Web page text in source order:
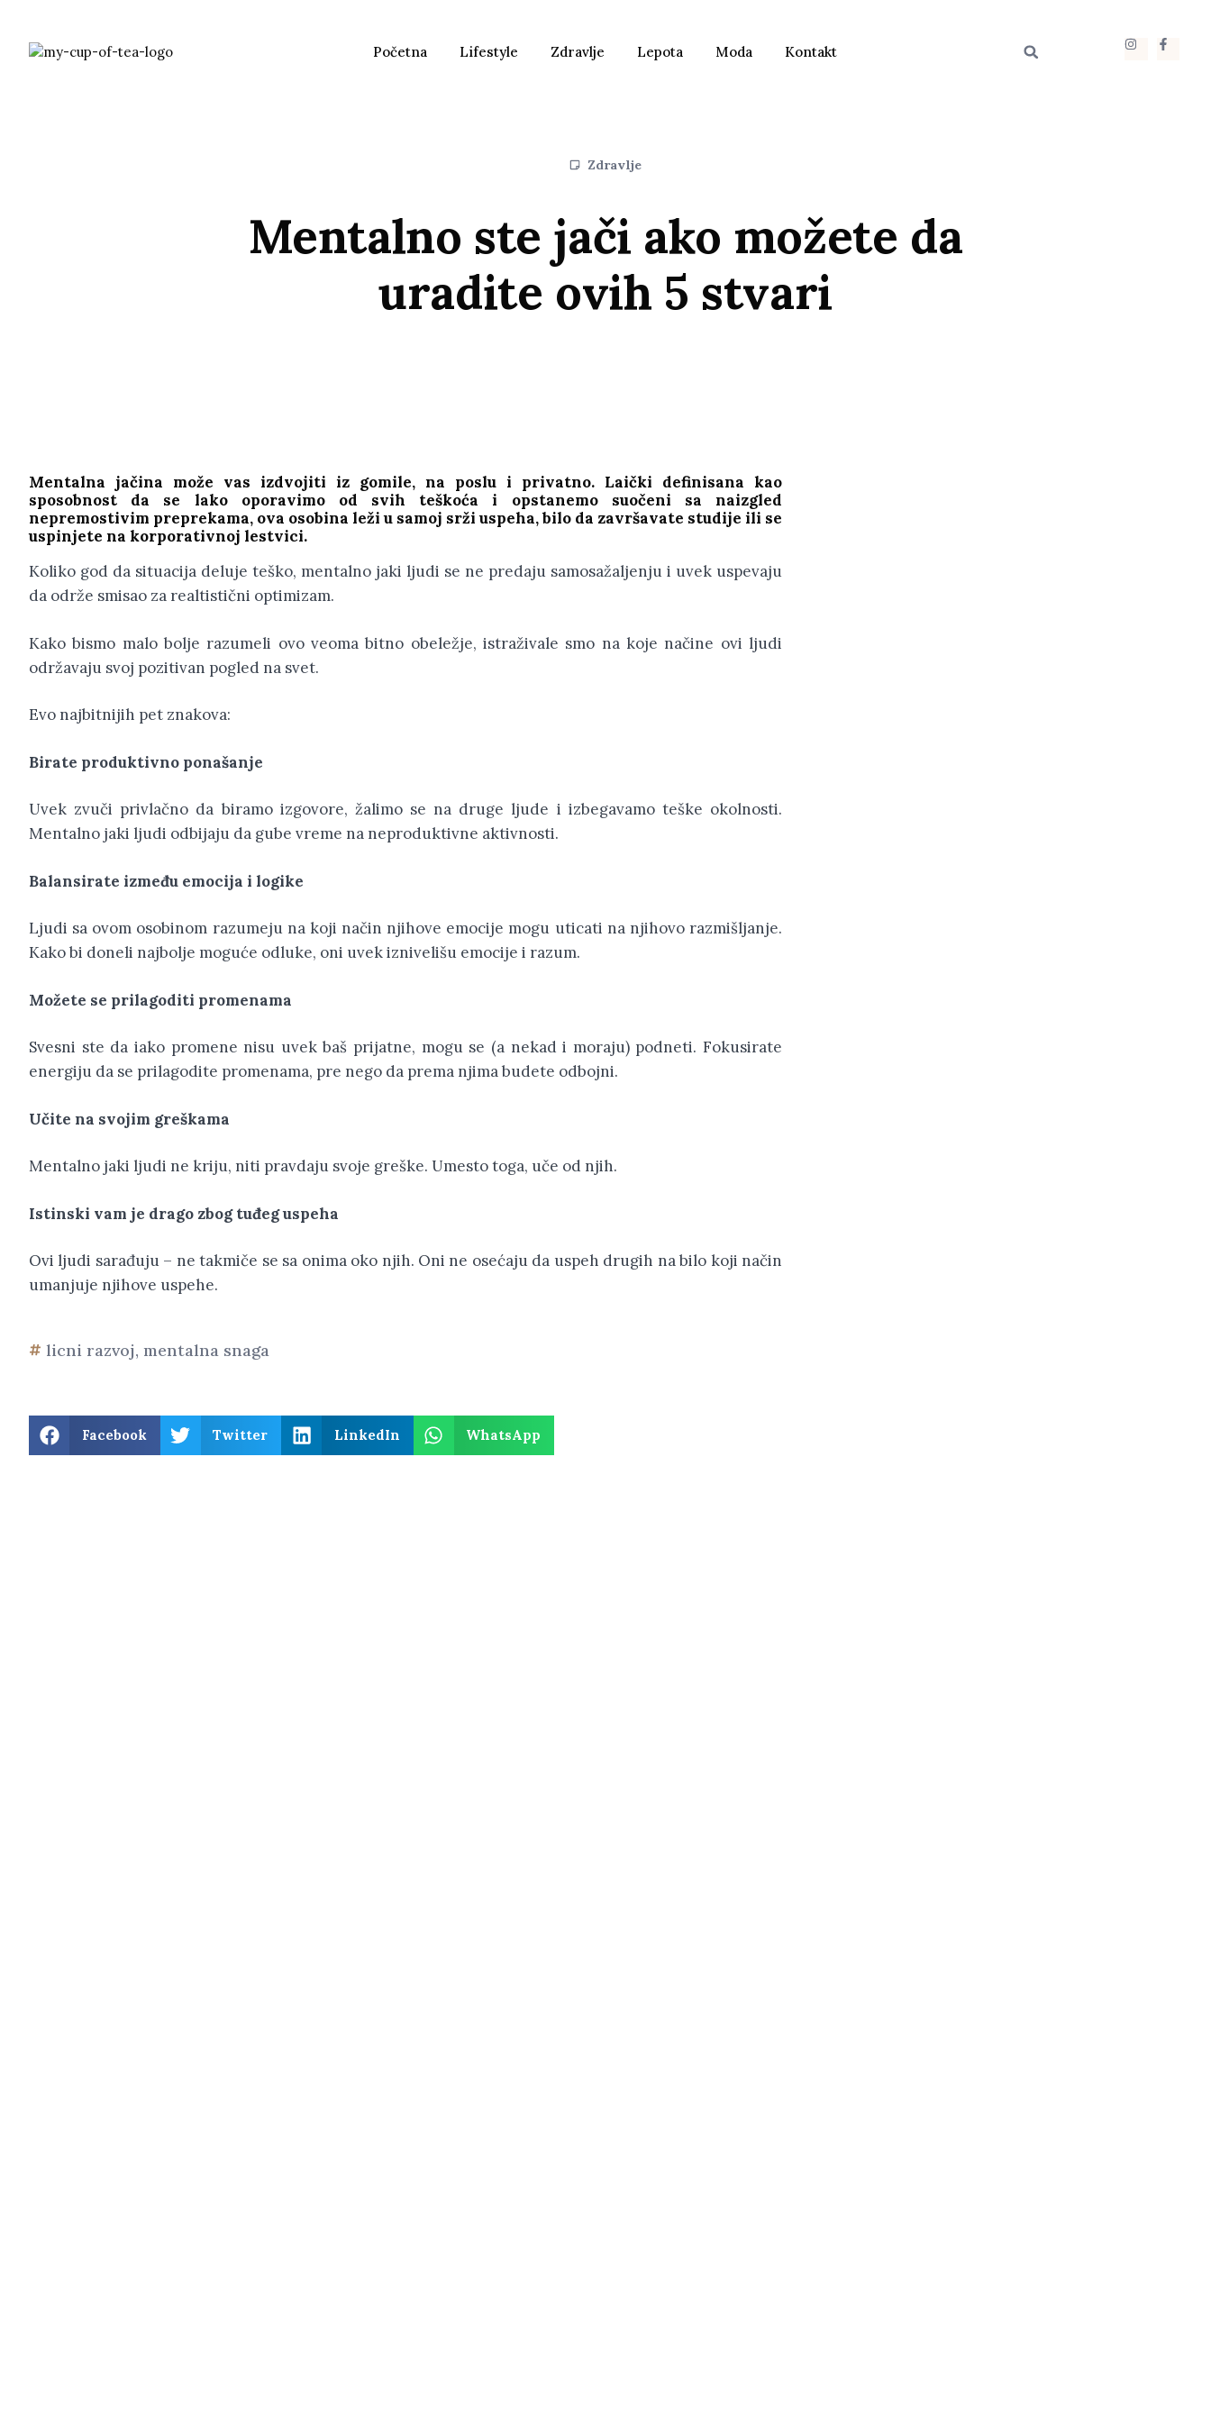
Početna Lifestyle Zdravlje Lepota Moda Kontakt
Zdravlje
Mentalno ste jači ako možete da
uradite ovih 5 stvari
Mentalna jačina može vas izdvojiti iz gomile, na poslu i privatno. Laički definisana kao
sposobnost da se lako oporavimo od svih teškoća i opstanemo suočeni sa naizgled
nepremostivim preprekama, ova osobina leži u samoj srži uspeha, bilo da završavate studije ili se
uspinjete na korporativnoj lestvici.
Koliko god da situacija deluje teško, mentalno jaki ljudi se ne predaju samosažaljenju i uvek uspevaju
da održe smisao za realtistični optimizam.
Kako bismo malo bolje razumeli ovo veoma bitno obeležje, istraživale smo na koje načine ovi ljudi
održavaju svoj pozitivan pogled na svet.
Evo najbitnijih pet znakova:
Birate produktivno ponašanje
Uvek zvuči privlačno da biramo izgovore, žalimo se na druge ljude i izbegavamo teške okolnosti.
Mentalno jaki ljudi odbijaju da gube vreme na neproduktivne aktivnosti.
Balansirate između emocija i logike
Ljudi sa ovom osobinom razumeju na koji način njihove emocije mogu uticati na njihovo razmišljanje.
Kako bi doneli najbolje moguće odluke, oni uvek iznivelišu emocije i razum.
Možete se prilagoditi promenama
Svesni ste da iako promene nisu uvek baš prijatne, mogu se (a nekad i moraju) podneti. Fokusirate
energiju da se prilagodite promenama, pre nego da prema njima budete odbojni.
Učite na svojim greškama
Mentalno jaki ljudi ne kriju, niti pravdaju svoje greške. Umesto toga, uče od njih.
Istinski vam je drago zbog tuđeg uspeha
Ovi ljudi sarađuju – ne takmiče se sa onima oko njih. Oni ne osećaju da uspeh drugih na bilo koji način
umanjuje njihove uspehe.
licni razvoj, mentalna snaga
Facebook Twitter LinkedIn WhatsApp